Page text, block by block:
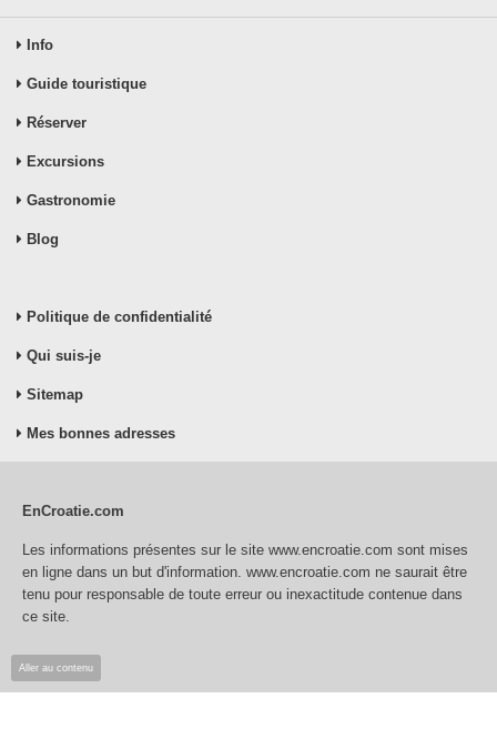
Aller au contenu
Info
Guide touristique
Réserver
Excursions
Gastronomie
Blog
Politique de confidentialité
Qui suis-je
Sitemap
Mes bonnes adresses
EnCroatie.com
Les informations présentes sur le site www.encroatie.com sont mises
en ligne dans un but d'information. www.encroatie.com ne saurait être
tenu pour responsable de toute erreur ou inexactitude contenue dans
ce site.